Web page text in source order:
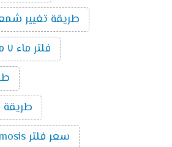
طريقة تغيير شمعة
فلتر ماء ٧ مراحل
طريقة
سعر فلتر reverse osmosis